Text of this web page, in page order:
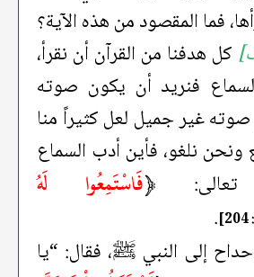
فما المقصود من هذه الآية؟
كل هدفنا من القرآن أن نقرأ،
فنريد أن يكون صوته
صوته غير جميل لعل كثيراً منا
ونحن نلغو، فأين أدب السماع
﴿فَاسْتَمِعُوا لَهُ
.
إلى النبي ﷺ، فقال: “يا